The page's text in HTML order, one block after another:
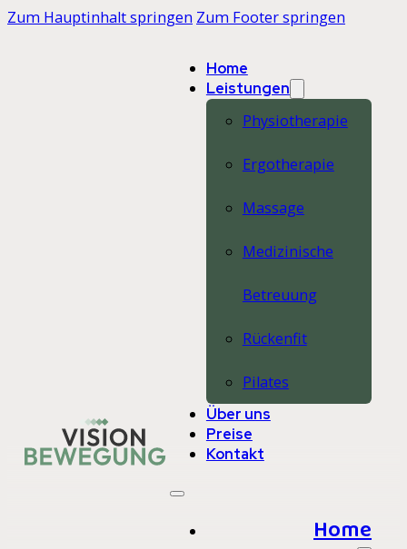
Zum Hauptinhalt springen Zum Footer springen
Home
Leistungen
Physiotherapie
Ergotherapie
Massage
Medizinische
Betreuung
Rückenfit
Pilates
Über uns
Preise
Kontakt
Home